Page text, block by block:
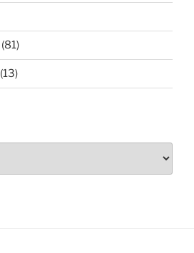
(81)
(13)